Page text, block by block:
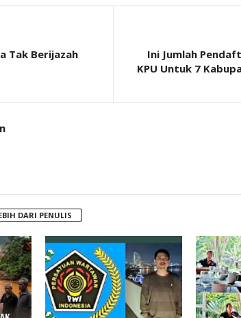
Tak Berijazah
Ini Jumlah
KPU Untuk 7
DARI PENULIS